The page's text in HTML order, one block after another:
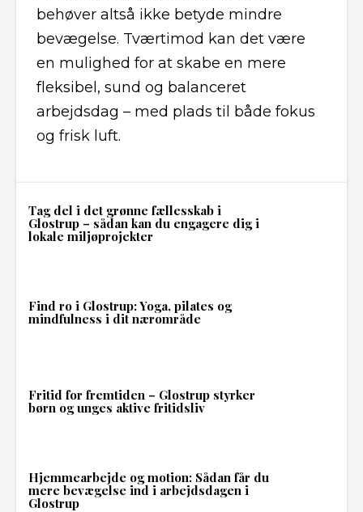
behøver altså ikke betyde mindre
bevægelse. Tværtimod kan det være
en mulighed for at skabe en mere
fleksibel, sund og balanceret
arbejdsdag – med plads til både fokus
og frisk luft.
Tag del i det grønne fællesskab i
Glostrup – sådan kan du engagere dig i
lokale miljøprojekter
Find ro i Glostrup: Yoga, pilates og
mindfulness i dit nærområde
Fritid for fremtiden – Glostrup styrker
børn og unges aktive fritidsliv
Hjemmearbejde og motion: Sådan får du
mere bevægelse ind i arbejdsdagen i
Glostrup